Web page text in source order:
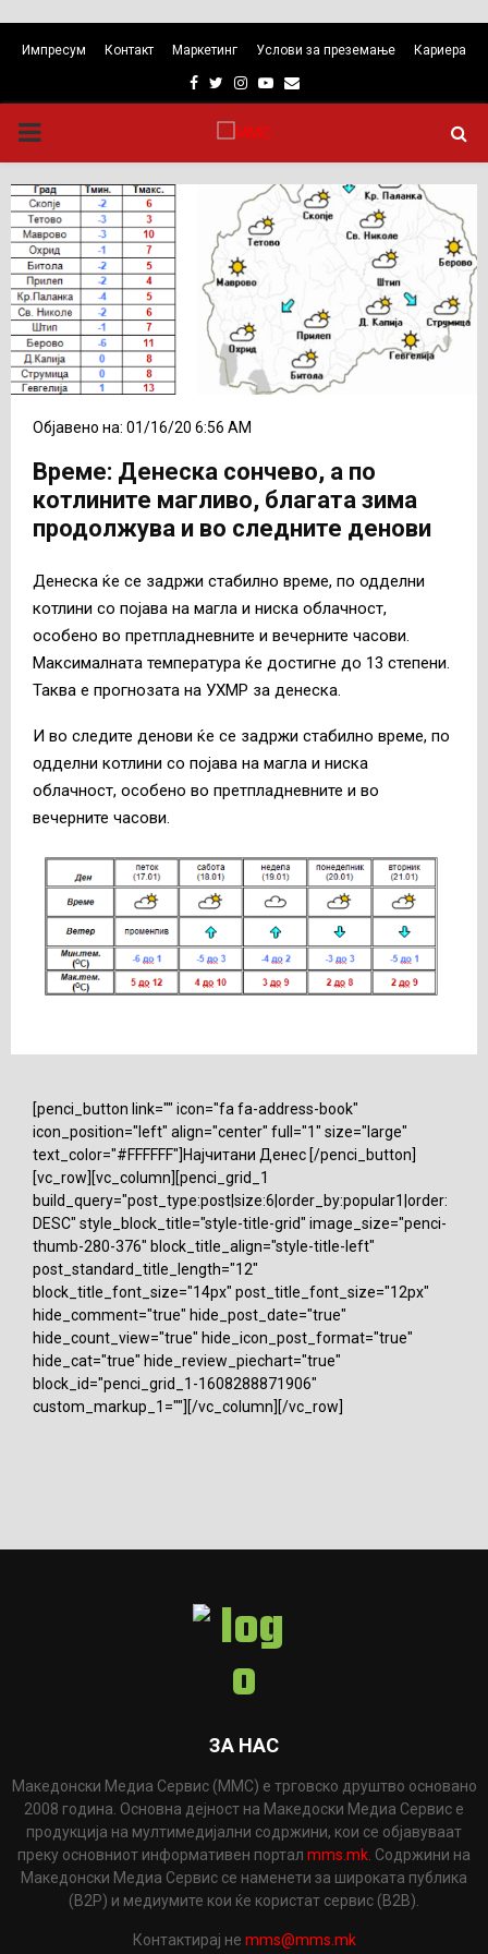
Импресум Контакт Маркетинг Услови за преземање Кариера
Facebook
TwitterInstagram
Youtube
Email
PRIMARY
MENU
Објавено на: 01/16/20 6:56 AM
Време: Денеска сончево, а по
котлините магливо, благата зима
продолжува и во следните денови
Денеска ќе се задржи стабилно време, по одделни
котлини со појава на магла и ниска облачност,
особено во претпладневните и вечерните часови.
Максималната температура ќе достигне до 13 степени.
Таква е прогнозата на УХМР за денеска.
И во следите денови ќе се задржи стабилно време, по
одделни котлини со појава на магла и ниска
облачност, особено во претпладневните и во
вечерните часови.
[penci_button link="" icon="fa fa-address-book"
icon_position="left" align="center" full="1" size="large"
text_color="#FFFFFF"]Најчитани Денес [/penci_button]
[vc_row][vc_column][penci_grid_1
build_query="post_type:post|size:6|order_by:popular1|order:
DESC" style_block_title="style-title-grid" image_size="penci-
thumb-280-376" block_title_align="style-title-left"
post_standard_title_length="12"
block_title_font_size="14px" post_title_font_size="12px"
hide_comment="true" hide_post_date="true"
hide_count_view="true" hide_icon_post_format="true"
hide_cat="true" hide_review_piechart="true"
block_id="penci_grid_1-1608288871906"
custom_markup_1=""][/vc_column][/vc_row]
ЗА НАС
Македонски Медиа Сервис (ММС) е трговско друштво основано
2008 година. Основна дејност на Македоски Медиа Сервис е
продукција на мултимедијални содржини, кои се објавуваат
преку основниот информативен портал mms.mk . Содржини на
Македонски Медиа Сервис се наменети за широката публика
(B2P) и медиумите кои ќе користат сервис (B2B).
Контактирај не mms@mms.mk